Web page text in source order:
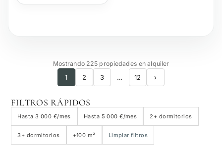
Complejo vigilado
Junto a la playa
Vista al mar
Mostrando 225 propiedades en alquiler
1 2 3 … 12 ›
FILTROS RÁPIDOS
Hasta 3 000 €/mes Hasta 5 000 €/mes 2+ dormitorios
3+ dormitorios +100 m² Limpiar filtros